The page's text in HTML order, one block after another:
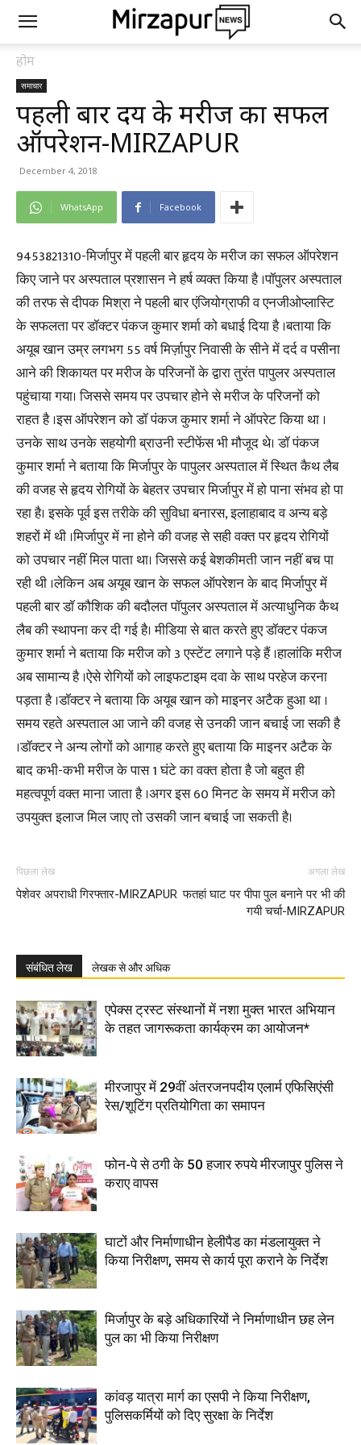
होम
समाचार
पहली बार हृदय के मरीज का सफल
ऑपरेशन-MIRZAPUR
December 4, 2018
WhatsApp Facebook
9453821310-मिर्जापुर में पहली बार हृदय के मरीज का सफल ऑपरेशन
किए जाने पर अस्पताल प्रशासन ने हर्ष व्यक्त किया है ।पॉपुलर अस्पताल
की तरफ से दीपक मिश्रा ने पहली बार एंजियोग्राफी व एनजीओप्लास्टि
के सफलता पर डॉक्टर पंकज कुमार शर्मा को बधाई दिया है ।बताया कि
अयूब खान उम्र लगभग 55 वर्ष मिर्ज़ापुर निवासी के सीने में दर्द व पसीना
आने की शिकायत पर मरीज के परिजनों के द्वारा तुरंत पापुलर अस्पताल
पहुंचाया गया। जिससे समय पर उपचार होने से मरीज के परिजनों को
राहत है ।इस ऑपरेशन को डॉ पंकज कुमार शर्मा ने ऑपरेट किया था ।
उनके साथ उनके सहयोगी ब्राउनी स्टीफेंस भी मौजूद थे। डॉ पंकज
कुमार शर्मा ने बताया कि मिर्जापुर के पापुलर अस्पताल में स्थित कैथ लैब
की वजह से हृदय रोगियों के बेहतर उपचार मिर्जापुर में हो पाना संभव हो पा
रहा है। इसके पूर्व इस तरीके की सुविधा बनारस, इलाहाबाद व अन्य बड़े
शहरों में थी ।मिर्जापुर में ना होने की वजह से सही वक्त पर हृदय रोगियों
को उपचार नहीं मिल पाता था। जिससे कई बेशकीमती जान नहीं बच पा
रही थी ।लेकिन अब अयूब खान के सफल ऑपरेशन के बाद मिर्जापुर में
पहली बार डॉ कौशिक की बदौलत पॉपुलर अस्पताल में अत्याधुनिक कैथ
लैब की स्थापना कर दी गई है। मीडिया से बात करते हुए डॉक्टर पंकज
कुमार शर्मा ने बताया कि मरीज को 3 एस्टेंट लगाने पड़े हैं ।हालांकि मरीज
अब सामान्य है ।ऐसे रोगियों को लाइफटाइम दवा के साथ परहेज करना
पड़ता है ।डॉक्टर ने बताया कि अयूब खान को माइनर अटैक हुआ था ।
समय रहते अस्पताल आ जाने की वजह से उनकी जान बचाई जा सकी है
।डॉक्टर ने अन्य लोगों को आगाह करते हुए बताया कि माइनर अटैक के
बाद कभी-कभी मरीज के पास 1 घंटे का वक्त होता है जो बहुत ही
महत्वपूर्ण वक्त माना जाता है ।अगर इस 60 मिनट के समय में मरीज को
उपयुक्त इलाज मिल जाए तो उसकी जान बचाई जा सकती है।
पिछला लेख
पेशेवर अपराधी गिरफ्तार-MIRZAPUR
अगला लेख
फतहां घाट पर पीपा पुल बनाने पर भी की
गयी चर्चा-MIRZAPUR
संबंधित लेख लेखक से और अधिक
एपेक्स ट्रस्ट संस्थानों में नशा मुक्त भारत अभियान
के तहत जागरूकता कार्यक्रम का आयोजन*
मीरजापुर में 29वीं अंतरजनपदीय एलार्म एफिसिएंसी
रेस/शूटिंग प्रतियोगिता का समापन
फोन-पे से ठगी के 50 हजार रुपये मीरजापुर पुलिस ने
कराए वापस
घाटों और निर्माणाधीन हेलीपैड का मंडलायुक्त ने
किया निरीक्षण, समय से कार्य पूरा कराने के निर्देश
मिर्जापुर के बड़े अधिकारियों ने निर्माणाधीन छह लेन
पुल का भी किया निरीक्षण
कांवड़ यात्रा मार्ग का एसपी ने किया निरीक्षण,
पुलिसकर्मियों को दिए सुरक्षा के निर्देश